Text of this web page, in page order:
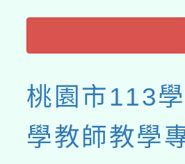
桃園市113
學教師教學